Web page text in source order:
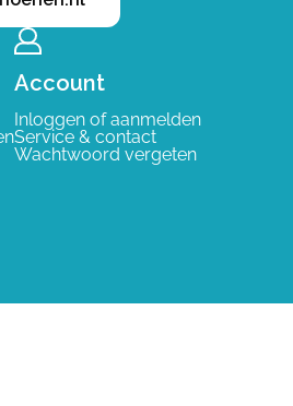
Account
Inloggen of aanmelden
Service & contact
Wachtwoord vergeten